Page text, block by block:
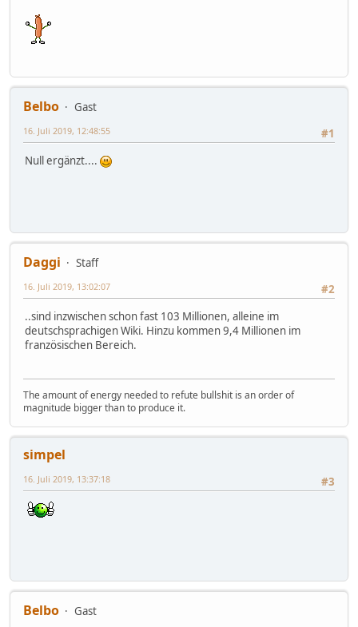
Belbo
Gast
#1
16. Juli 2019, 12:48:55
Null ergänzt....
Daggi
Staff
#2
16. Juli 2019, 13:02:07
..sind inzwischen schon fast 103 Millionen, alleine im
deutschsprachigen Wiki. Hinzu kommen 9,4 Millionen im
französischen Bereich.
The amount of energy needed to refute bullshit is an order of
magnitude bigger than to produce it.
simpel
#3
16. Juli 2019, 13:37:18
Belbo Gast